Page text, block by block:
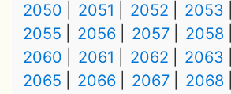
2050
2051 2052 2053
2055
2056 2057 2058
2060
2061 2062 2063
2065
2066 2067 2068